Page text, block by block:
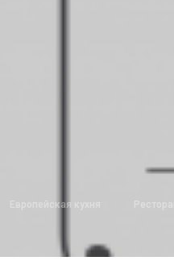
Европейская кухня